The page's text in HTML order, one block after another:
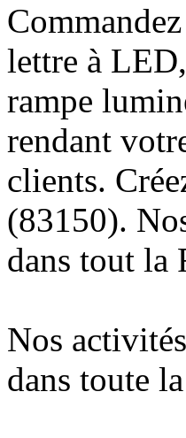
lettre à
rampe
rendant
clients.
(83150).
dans tout la
Nos
dans toute